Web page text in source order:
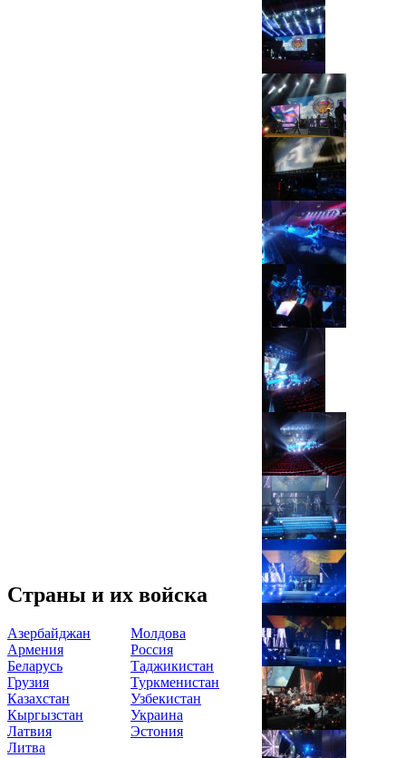
Страны и их войска
Азербайджан
Армения
Беларусь
Грузия
Казахстан
Кыргызстан
Латвия
Литва
Молдова
Россия
Таджикистан
Туркменистан
Узбекистан
Украина
Эстония